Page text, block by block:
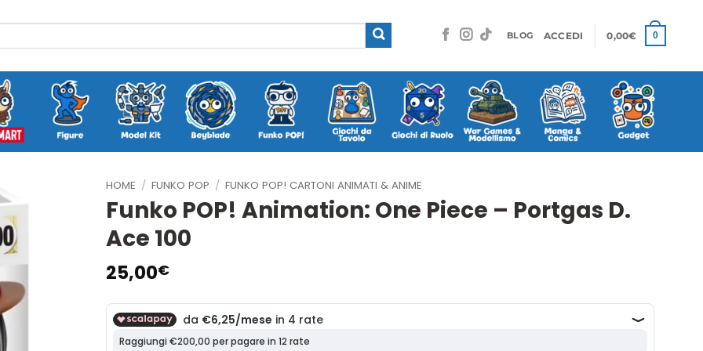
BLOG ACCEDI 0,00€ 0
HOME / FUNKO POP / FUNKO POP! CARTONI ANIMATI & ANIME
Funko POP! Animation: One Piece – Portgas D.
Ace 100
25,00€